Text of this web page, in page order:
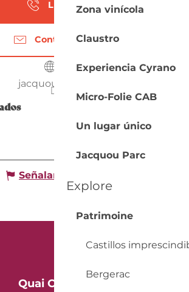
Zona vinícola
Claustro
Experiencia Cyrano
Micro-Folie CAB
Un lugar único
Jacquou Parc
Explore
Patrimoine
Castillos
Bergerac
Llamar
Contáctenos
jacquouparc.fr
Señalar un error
Quai Cyrano